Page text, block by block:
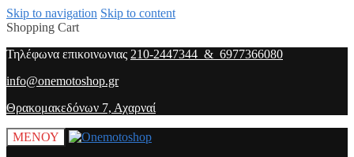
Skip to navigation Skip to content
Shopping Cart
Τηλέφωνα επικοινωνιας 210-2447344 & 6977366080
info@onemotoshop.gr
Θρακομακεδόνων 7, Αχαρναί
ΜΕΝΟΥ